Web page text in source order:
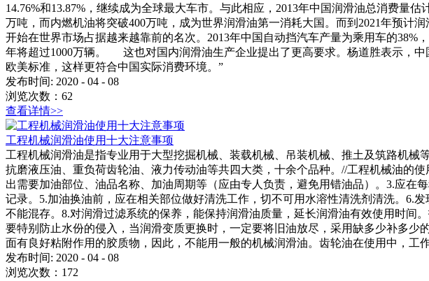
14.76%和13.87%，继续成为全球最大车市。与此相应，2013年中国润滑油总消费量
万吨，而内燃机油将突破400万吨，成为世界润滑油第一消耗大国。而到2021年预
开始在世界市场占据越来越靠前的名次。2013年中国自动挡汽车产量为乘用车的38%
年将超过1000万辆。 这也对国内润滑油生产企业提出了更高要求。杨道胜表示，
欧美标准，这样更符合中国实际消费环境。”
发布时间: 2020 - 04 - 08
浏览次数： 62
查看详情>>
工程机械润滑油使用十大注意事项
工程机械润滑油是指专业用于大型挖掘机械、装载机械、吊装机械、推土及筑路机
抗磨液压油、重负荷齿轮油、液力传动油等共四大类，十余个品种。//工程机械油的
出需要加油部位、油品名称、加油周期等（应由专人负责，避免用错油品）。3.应
记录。5.加油换油前，应在相关部位做好清洗工作，切不可用水溶性清洗剂清洗。6.
不能混存。8.对润滑过滤系统的保养，能保持润滑油质量，延长润滑油有效使用时间
要特别防止水份的侵入，当润滑变质更换时，一定要将旧油放尽，采用缺多少补多
面有良好粘附作用的胶质物，因此，不能用一般的机械润滑油。齿轮油在使用中，
发布时间: 2020 - 04 - 08
浏览次数： 172